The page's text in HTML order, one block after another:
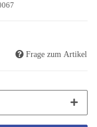
Frage zum Artikel